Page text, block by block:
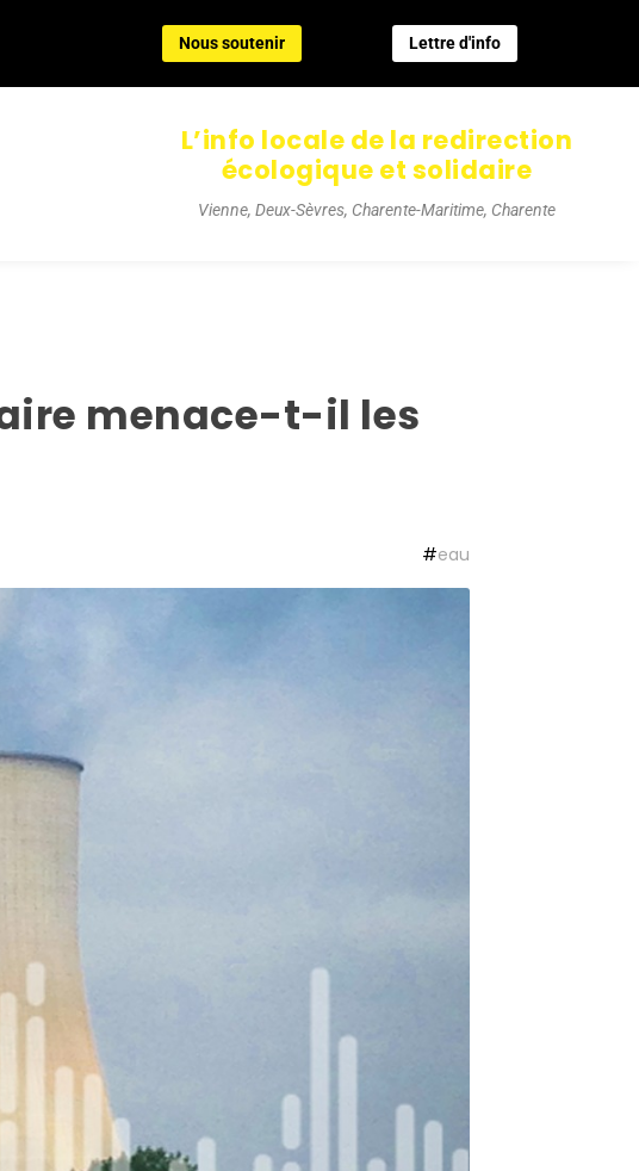
Nous soutenir Lettre d'info
L’info locale de la redirection
écologique et solidaire
Vienne, Deux-Sèvres, Charente-Maritime, Charente
Nous soutenir Lettre d'info
menace-t-il les
#eau